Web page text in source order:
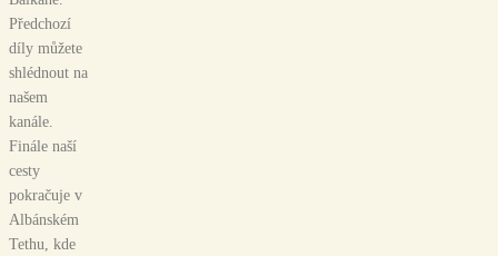
Předchozí
díly můžete
shlédnout na
našem
kanále.
Finále naší
cesty
pokračuje v
Albánském
Tethu, kde